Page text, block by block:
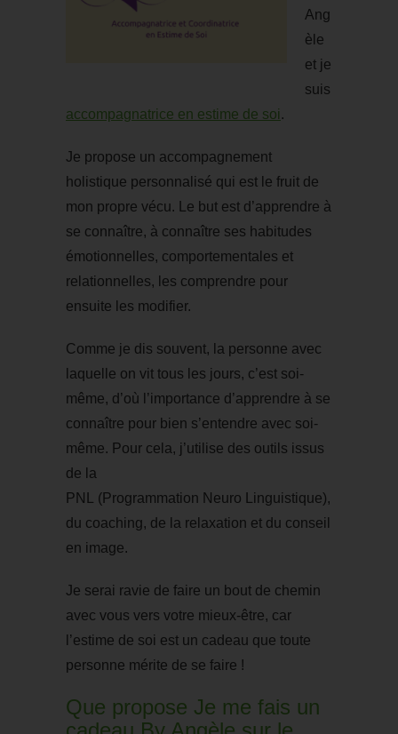
Ang
èle
et je
suis
accompagnatrice en estime de soi .
Je propose un accompagnement
holistique personnalisé qui est le fruit de
mon propre vécu.
Le but est d’apprendre à
se connaître, à connaître ses habitudes
émotionnelles, comportementales et
relationnelles, les comprendre pour
ensuite les modifier.
Comme je dis souvent, la personne avec
laquelle on vit tous les jours, c’est soi-
même, d’où l’importance d’apprendre à se
connaître pour bien s’entendre avec soi-
même. Pour cela, j’utilise des outils issus
de la
PNL (Programmation Neuro Linguistique),
du coaching, de la relaxation et du conseil
en image.
Je serai ravie de faire un bout de chemin
avec vous vers votre mieux-être, car
l’estime de soi est un cadeau que toute
personne mérite de se faire !
Que propose Je me fais un